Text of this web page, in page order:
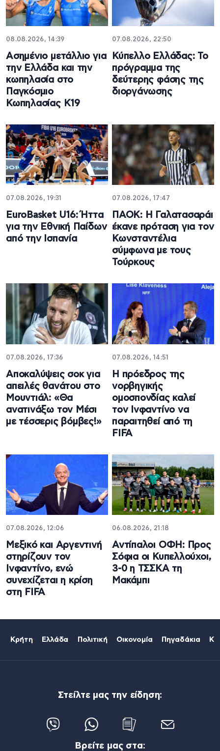
08.08.2026, 14:39
Ασημένιο μετάλλιο για
την Ελλάδα και την
κωπηλασία στο
Παγκόσμιο
Κωπηλασίας Κ19
07.08.2026, 22:50
Κύπελλο Ελλάδας: Το
πρόγραμμα της
δεύτερης φάσης της
διοργάνωσης
07.08.2026, 19:31
EuroBasket U16: Ήττα
για την Εθνική Παίδων
από την Ισπανία
07.08.2026, 17:47
ΠΑΟΚ: Η Γαλατασαράι
έκανε πρόταση για τον
Κωνσταντέλια
σύμφωνα με τους
Τούρκους
07.08.2026, 17:36
Aποκαλύψεις σοκ για
απειλές θανάτου στο
Μουντιάλ: «Θα
ανατινάξω τον Μέσι
με τέσσερις βόμβες!»
07.08.2026, 14:51
Η πρόεδρος της
νορβηγικής
ομοσπονδίας καλεί
τον Ινφαντίνο να
παραιτηθεί από τη
FIFA
07.08.2026, 12:06
Μεξικό και Αργεντινή
στηρίζουν τον
Ινφαντίνο, ενώ
συνεχίζεται η κρίση
στη FIFA
06.08.2026, 21:18
Αντίπαλοι ΟΦΗ: Προς
Σόφια οι Κυπελλούχοι,
3-0 η ΤΣΣΚΑ τη
Μακάμπι
Κρήτη Ελλάδα Πολιτική Οικονομία Πηγαδάκια
Στείλτε μας την είδηση:
Βρείτε μας στα: